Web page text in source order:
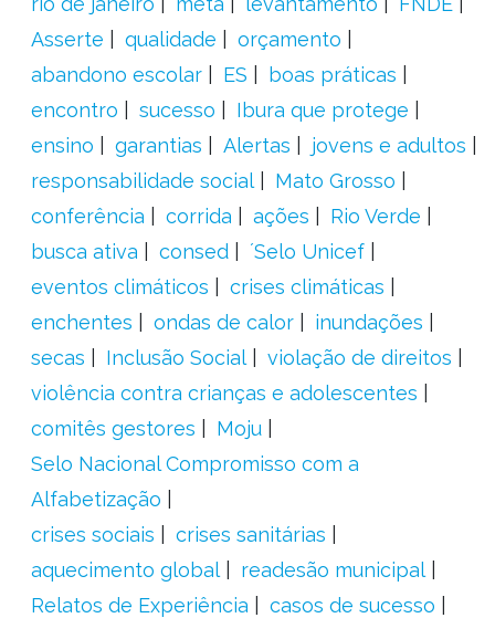
Asserte
qualidade
orçamento
abandono escolar
ES
boas práticas
encontro
sucesso
Ibura que protege
ensino
garantias Alertas
jovens e adultos
responsabilidade social
Mato Grosso
conferência
corrida ações
Rio Verde
busca ativa
consed
´Selo Unicef
eventos climáticos
crises climáticas
enchentes
ondas de calor
inundações
secas
Inclusão Social
violação de direitos
violência contra crianças e adolescentes
comitês gestores
Moju
Selo Nacional Compromisso com a
Alfabetização
crises sociais
crises sanitárias
aquecimento global
readesão municipal
Relatos de Experiência
casos de sucesso